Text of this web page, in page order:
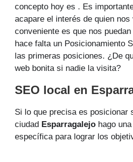
concepto hoy es . Es
acapare el interés de quien
conveniente es que nos
hace falta un Posicionamiento
las primeras posiciones. ¿De
web bonita si nadie la visita?
SEO local en
Si lo que precisa es posicionar
ciudad Esparragalejo hago
específica para lograr los